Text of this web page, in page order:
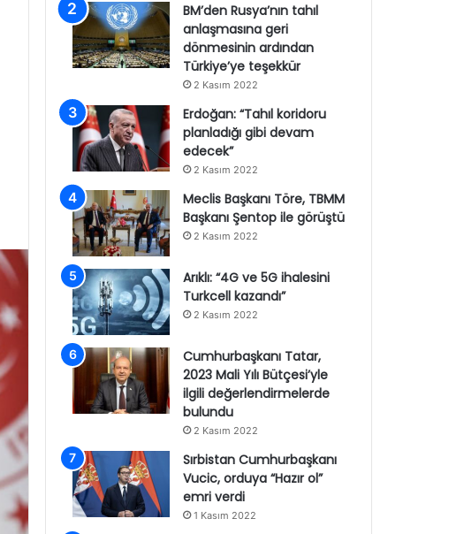
BM’den Rusya’nın tahıl
anlaşmasına geri
dönmesinin ardından
Türkiye’ye teşekkür
2 Kasım 2022
Erdoğan: “Tahıl koridoru
planladığı gibi devam
edecek”
2 Kasım 2022
Meclis Başkanı Töre, TBMM
Başkanı Şentop ile görüştü
2 Kasım 2022
Arıklı: “4G ve 5G ihalesini
Turkcell kazandı”
2 Kasım 2022
Cumhurbaşkanı Tatar,
2023 Mali Yılı Bütçesi’yle
ilgili değerlendirmelerde
bulundu
2 Kasım 2022
Sırbistan Cumhurbaşkanı
Vucic, orduya “Hazır ol”
emri verdi
1 Kasım 2022